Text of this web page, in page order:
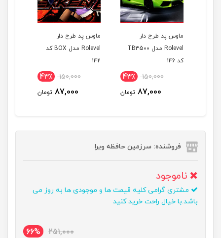
ماوس پد طرح دار
Rolevel مدل TB3500
کد ۱46
150,000 43٪
87,000 تومان
ماوس پد طرح دار
Rolevel مدل BOX کد
۱42
150,000 43٪
87,000 تومان
فروشنده: سرزمین حافظه ویرا
ناموجود
مشتری گرامی کلیه قیمت ها و موجودی ها به روز می
باشد.با خیال راحت خرید کنید
251,000
66%